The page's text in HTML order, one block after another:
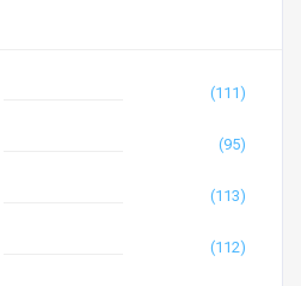
(111)
(95)
(113)
(112)